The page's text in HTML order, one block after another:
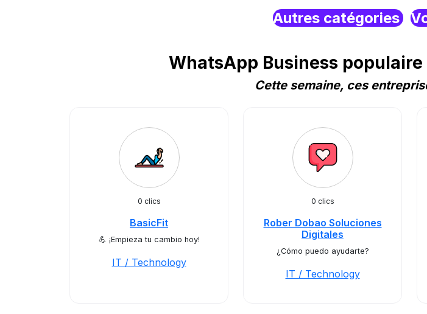
Autres catégories
WhatsApp Business
Cette semaine, ces
0 clics
BasicFit
💪 ¡Empieza tu cambio hoy!
IT / Technology
0 clics
Rober Dobao Soluciones
Digitales
¿Cómo puedo ayudarte?
IT / Technology